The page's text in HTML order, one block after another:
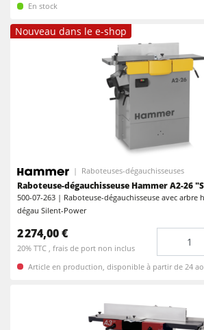
Scies à panneaux
Presses à briquettes
Presses à plateaux chauffants &
Groupe d'aspiration avec filtration à sac
Groupe d'aspiration à air purifié
Equipements d'Atelier
Logiciel F4Solutions
Gestion de projet
Perceuses/Mortaiseuses
Scies à panneaux
Presses à briquettes
Groupes d'aspiration
En stock
Nouveau dans le e-shop
Raboteuses-dégauchisseuses
Raboteuse-dégauchisseuse Hammer A2-26
500-07-263 | Raboteuse-dégauchisseuse avec arbre
dégau Silent-Power
2 274,00 €
20% TTC , frais de port non inclus
Article en production, disponible à partir de 24